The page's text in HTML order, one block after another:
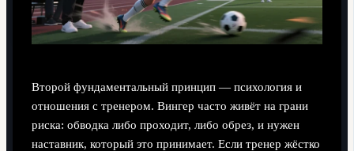
Второй фундаментальный принцип — психология и
отношения с тренером. Вингер часто живёт на грани
риска: обводка либо проходит, либо обрез, и нужен
наставник, который это принимает. Если тренер жёстко